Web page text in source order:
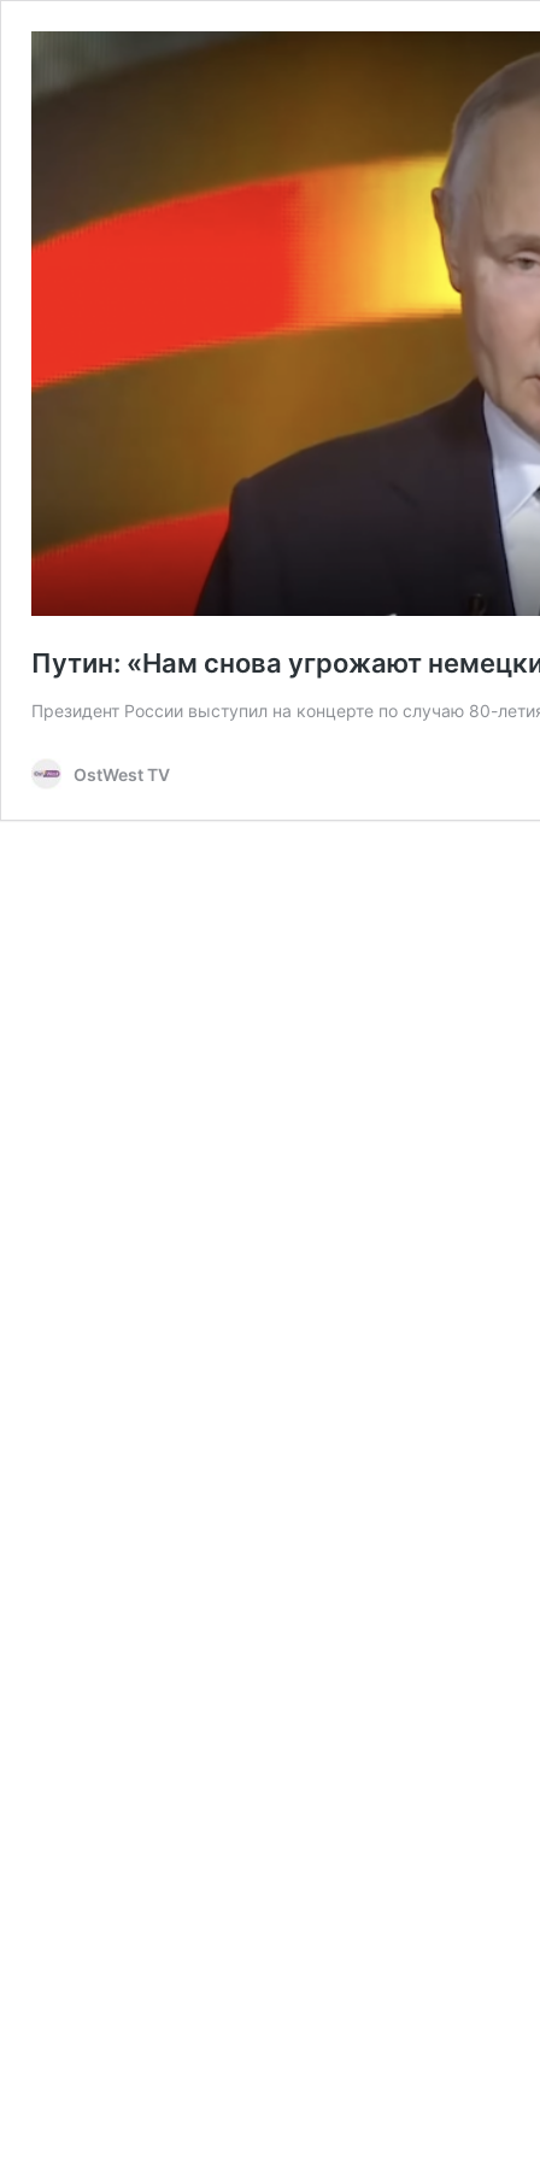
Путин: «Нам снова угрожают
Президент России выступил на концерте по случаю 80-
OstWest TV